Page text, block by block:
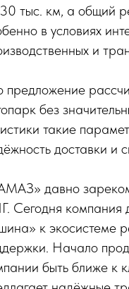
тыс. км, а общий
в условиях
и
предложение
без
такие
доставки и
давно
Сегодня компания
к экосистеме
Начало
быть ближе к